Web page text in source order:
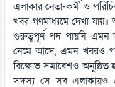
এলাকার নেতা-কর্মী ও
খবর গণমাধ্যমে দেখা যায়।
গুরুত্বপূর্ণ পদ পায়নি এমন
নেমে আসে, এমন খবরও
বিক্ষোভ সমাবেশও
সদস্য সে সব